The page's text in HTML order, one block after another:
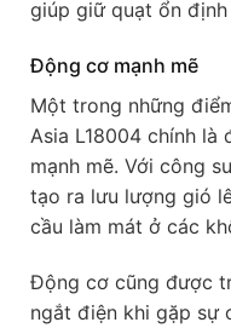
giúp giữ quạt ổn
Động cơ mạnh mẽ
Một trong những
Asia L18004 chính
mạnh mẽ. Với công
tạo ra lưu lượng gió
cầu làm mát ở các
Động cơ cũng được
ngắt điện khi gặp sự